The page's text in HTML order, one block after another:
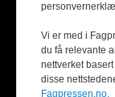
Vi er med i
du få relevante
nettverket
disse
Fagpressen.no.